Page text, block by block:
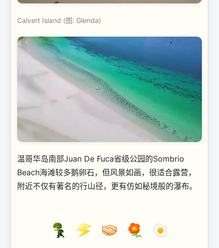
Calvert Island (图: Glenda)
温哥华岛南部Juan De Fuca省级公园的Sombrio
Beach海滩较多鹅卵石，但风景如画，很适合露营，
附近不仅有著名的行山径，更有仿如秘境般的瀑布。